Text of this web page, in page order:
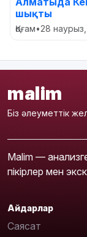
шықты
Қоғам•28
malim
Біз әлеуметтік
Malim —
пікірлер мен
Айдарлар
Саясат